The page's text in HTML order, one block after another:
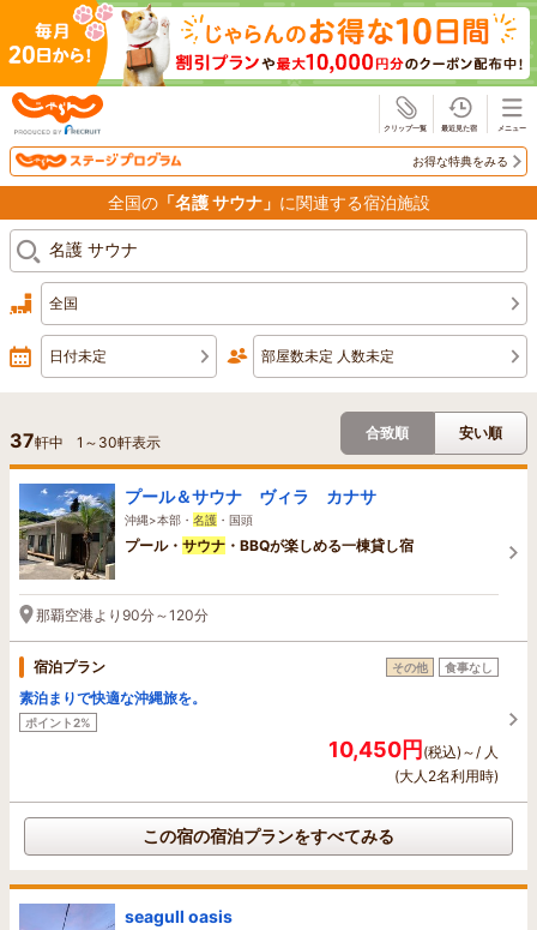
お得な特典をみる
全国の「名護 サウナ」 に関連する宿泊施設
全国
日付未定 部屋数未定 人数未定
37軒中 1 ～ 30軒表示
合致順 安い順
プール＆サウナ ヴィラ カナサ
沖縄>本部・ 名護 ・国頭
プール・ サウナ ・BBQが楽しめる一棟貸し宿
那覇空港より90分～120分
宿泊プラン その他 食事なし
素泊まりで快適な沖縄旅を。
ポイント2%
10,450円(税込)～/ 人
(大人2名利用時)
この宿の宿泊プランをすべてみる
seagull oasis